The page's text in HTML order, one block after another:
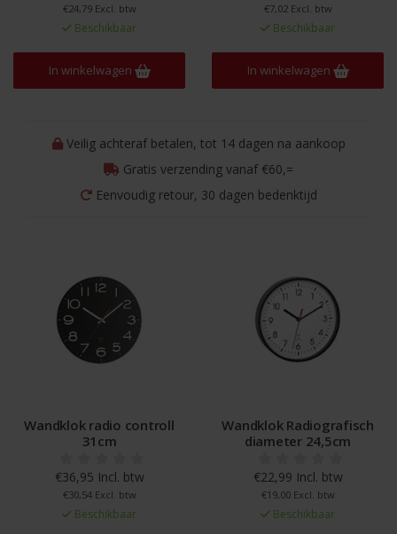
€24,79 Excl. btw
Beschikbaar
In winkelwagen
€7,02 Excl. btw
Beschikbaar
In winkelwagen
Veilig achteraf betalen, tot 14 dagen na aankoop
Gratis verzending vanaf €60,=
Eenvoudig retour, 30 dagen bedenktijd
Wandklok radio controll
31cm
€36,95 Incl. btw
€30,54 Excl. btw
Beschikbaar
Wandklok Radiografisch
diameter 24,5cm
€22,99 Incl. btw
€19,00 Excl. btw
Beschikbaar